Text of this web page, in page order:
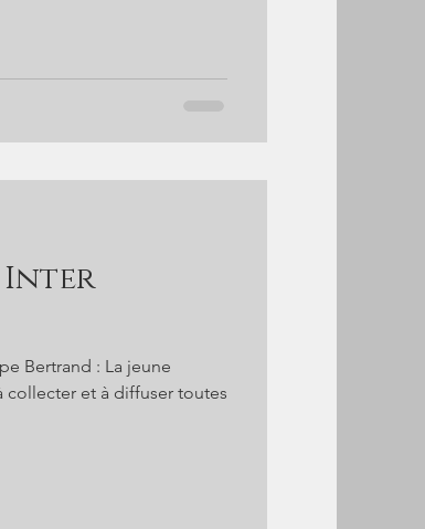
Inter
Bertrand : La jeune
collecter et à diffuser toutes